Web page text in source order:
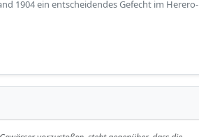
1904 ein entscheidendes Gefecht im Herero-